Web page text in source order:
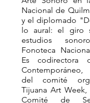
Nacional de
y el diplomado
lo aural: el giro
estudios
Fonoteca
Es codirectora
del comité
Tijuana Art
Comité de